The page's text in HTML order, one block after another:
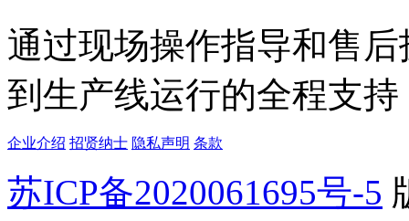
通过现场操作指导和售
到生产线运行的全程支持
企业介绍 招贤纳士 隐私声明 条款
苏ICP备2020061695号-5